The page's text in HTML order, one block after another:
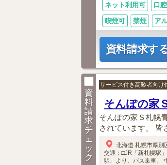
ネット利用可 口
喫煙可 禁煙 ア
資料請求す
資
料
請
求
チ
ェ
ッ
ク
サービス付き高齢者向け
そんぽの家
そんぽの家Ｓ札幌
されています。 皆
北海道 札幌市厚別
交通：□JR「新札幌駅
駅」より、バス乗車。